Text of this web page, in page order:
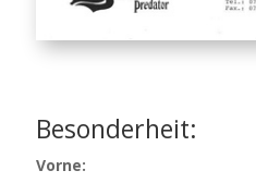
Besonderheit:
Vorne: